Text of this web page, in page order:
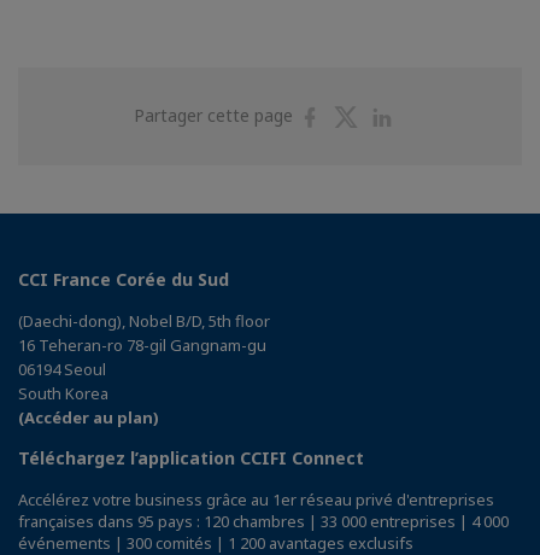
Partager cette page
PartagerPartager
CCI France Corée du Sud
(Daechi-dong), Nobel B/D, 5th floor
16 Teheran-ro 78-gil Gangnam-gu
06194 Seoul
South Korea
(Accéder au plan)
Téléchargez l’application CCIFI Connect
Accélérez votre business grâce au 1er réseau privé d'entreprises
françaises dans 95 pays : 120 chambres | 33 000 entreprises | 4 000
événements | 300 comités | 1 200 avantages exclusifs